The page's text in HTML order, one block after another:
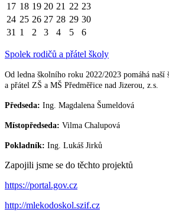
17 18 19 20 21 22 23
24 25 26 27 28 29 30
31 1 2 3 4 5 6
Spolek rodičů a přátel školy
Od ledna školního roku 2022/2023 pomáhá naší
a přátel ZŠ a MŠ Předměřice nad Jizerou, z.s.
Předseda: Ing. Magdalena Šumeldová
Místopředseda: Vilma Chalupová
Pokladník: Ing. Lukáš Jirků
Zapojili jsme se do těchto projektů
https://portal.gov.cz
http://mlekodoskol.szif.cz